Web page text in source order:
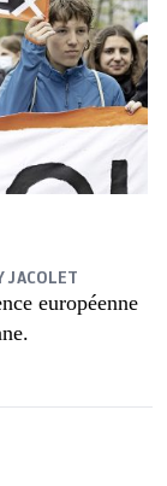
JACOLET
européenne